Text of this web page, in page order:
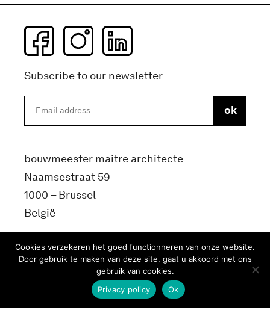
Subscribe to our newsletter
bouwmeester maitre architecte
Naamsestraat 59
1000 – Brussel
België
info@bma.brussels
Cookies verzekeren het goed functionneren van onze website.
Door gebruik te maken van deze site, gaat u akkoord met ons
gebruik van cookies.
Ok
Privacy policy